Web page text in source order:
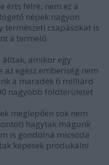
érts félre, nem ez a
népek nagyon
természeti csapásokat is
a termelő
álltak, amikor egy
egész emberiség nem
a maradék 6 milliárd
nagyobb földterületet
meglepően sok nem
hagytak magunk
is gondolná micsoda
képesek produkálni